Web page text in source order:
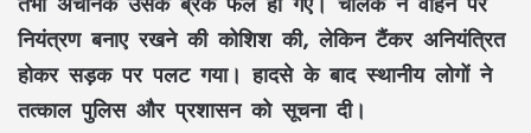
नियंत्रण बनाए रखने की कोशिश की, लेकिन टैंकर अनियंत्रित
होकर सड़क पर पलट गया। हादसे के बाद स्थानीय लोगों ने
तत्काल पुलिस और प्रशासन को सूचना दी।